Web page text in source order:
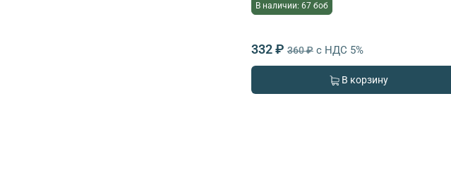
В наличии: 67 боб
332 ₽ 360 ₽ с НДС 5%
В корзину